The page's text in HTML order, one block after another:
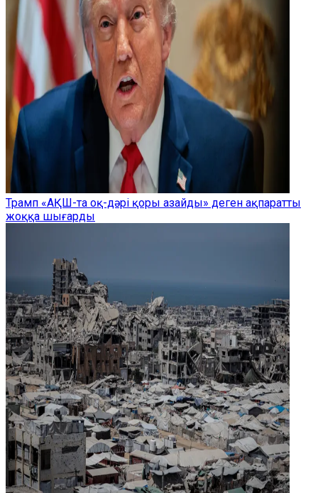
Трамп «АҚШ-та оқ-дәрі қоры азайды» деген ақпаратты
жоққа шығарды